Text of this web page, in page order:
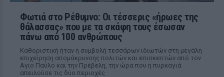
Φωτιά στο Ρέθυμνο: Οι τέσσερις «ήρωες της
θάλασσας» που με τα σκάφη τους έσωσαν
πάνω από 100 ανθρώπους
Καθοριστική ήταν η συμβολή τεσσάρων ιδιωτών στη μεγάλη
επιχείρηση απομάκρυνσης πολιτών και επισκεπτών από τον
Αγιο Παύλο και την Πρέβελη, την ώρα που η πυρκαγιά
απειλούσε τις δύο περιοχές